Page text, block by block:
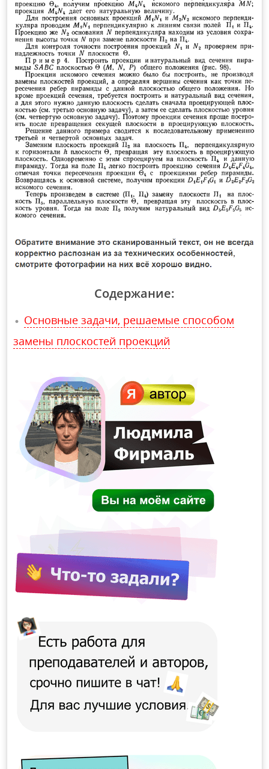
Содержание:
Основные задачи, решаемые способом
замены плоскостей проекций